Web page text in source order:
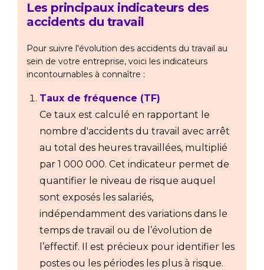
Les principaux indicateurs des
accidents du travail
Pour suivre l'évolution des accidents du travail au
sein de votre entreprise, voici les indicateurs
incontournables à connaître :
Taux de fréquence (TF)
Ce taux est calculé en rapportant le
nombre d'accidents du travail avec arrêt
au total des heures travaillées, multiplié
par 1 000 000. Cet indicateur permet de
quantifier le niveau de risque auquel
sont exposés les salariés,
indépendamment des variations dans le
temps de travail ou de l’évolution de
l’effectif. Il est précieux pour identifier les
postes ou les périodes les plus à risque.